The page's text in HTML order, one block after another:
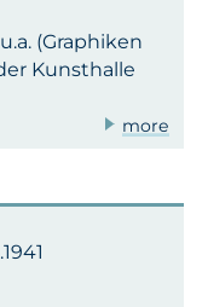
(Graphiken
Kunsthalle
more